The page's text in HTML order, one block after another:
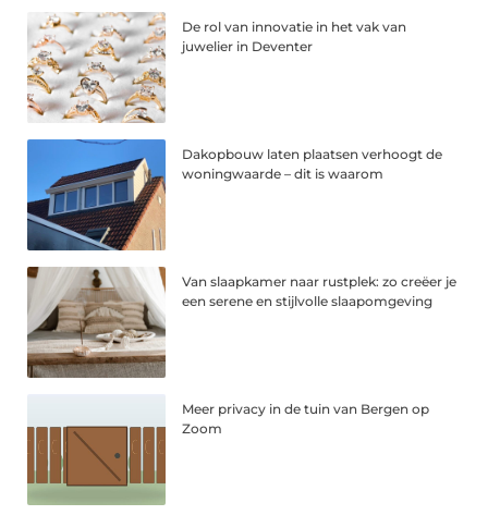
De rol van innovatie in het vak van
juwelier in Deventer
Dakopbouw laten plaatsen verhoogt de
woningwaarde – dit is waarom
Van slaapkamer naar rustplek: zo creëer je
een serene en stijlvolle slaapomgeving
Meer privacy in de tuin van Bergen op
Zoom